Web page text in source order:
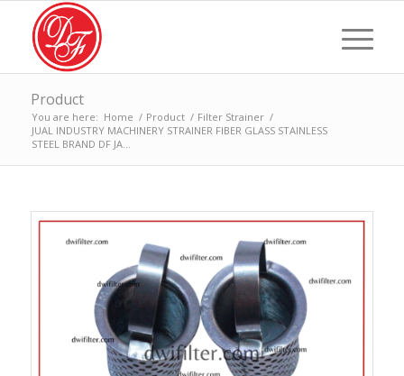
Product
You are here: Home / Product / Filter Strainer /
JUAL INDUSTRY MACHINERY STRAINER FIBER GLASS STAINLESS
STEEL BRAND DF JA...